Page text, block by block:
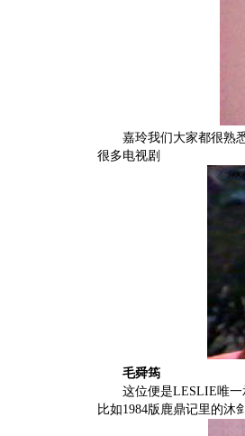
嘉玲我们大家都很熟悉
很多电视剧
毛舜筠
这位便是LESLIE唯一
比如1984版鹿鼎记里的沐